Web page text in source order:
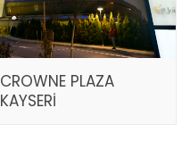
CROWNE PLAZA
KAYSERİ